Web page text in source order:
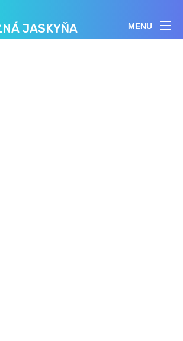
JASKYŇA MENU